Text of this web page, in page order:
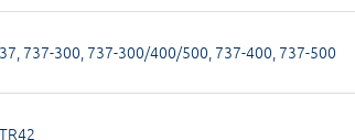
, 737-300, 737-300/400/500, 737-400, 737-500